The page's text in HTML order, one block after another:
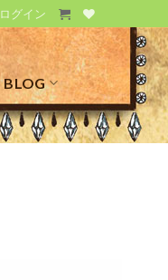
ログイン
BLOG